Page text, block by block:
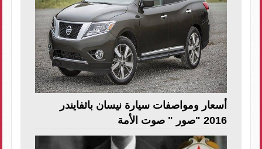
أسعار ومواصفات سيارة نيسان باثفايندر
2016 "صور " صوت الأمة